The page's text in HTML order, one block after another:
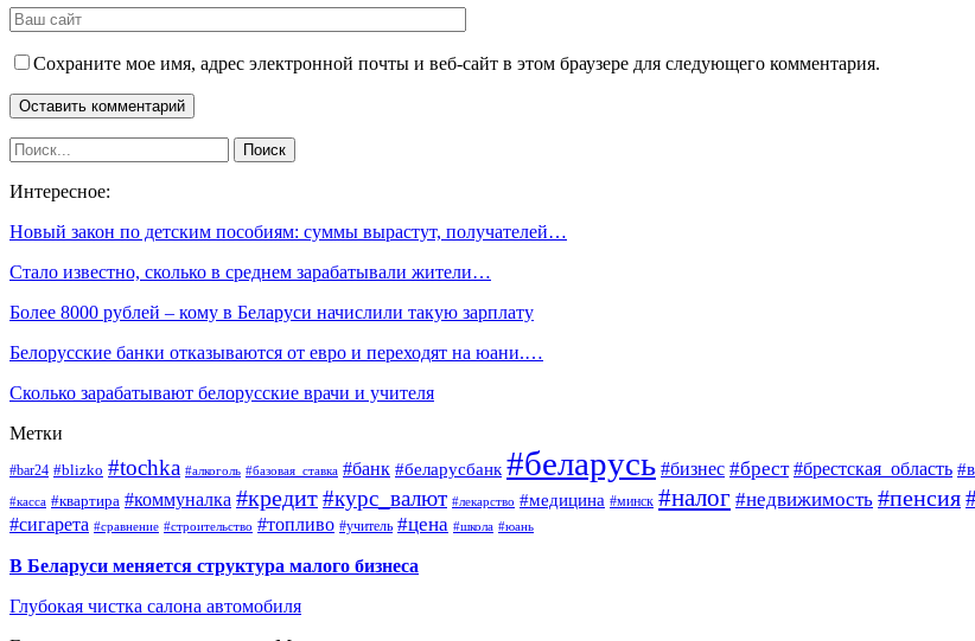
Сохраните мое имя, адрес электронной почты и веб-сайт в этом браузере для следующего комментария.
Интересное:
Новый закон по детским пособиям: суммы вырастут, получателей…
Стало известно, сколько в среднем зарабатывали жители…
Более 8000 рублей – кому в Беларуси начислили такую зарплату
Белорусские банки отказываются от евро и переходят на юани.…
Сколько зарабатывают белорусские врачи и учителя
Метки
#bar24 #blizko #tochka #алкоголь #базовая_ставка #банк #беларусбанк #беларусь #бизнес #брест #брестская_область
#касса #квартира #коммуналка #кредит#курс_валют #лекарство #медицина #минск #налог #недвижимость #пенсия
#сигарета #сравнение #строительство #топливо #учитель #цена #школа #юань
В Беларуси меняется структура малого бизнеса
Глубокая чистка салона автомобиля